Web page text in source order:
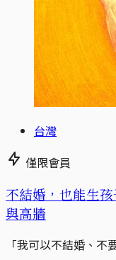
台灣
僅限會員
不結婚，也能生
與高牆
「我可以不結婚、不